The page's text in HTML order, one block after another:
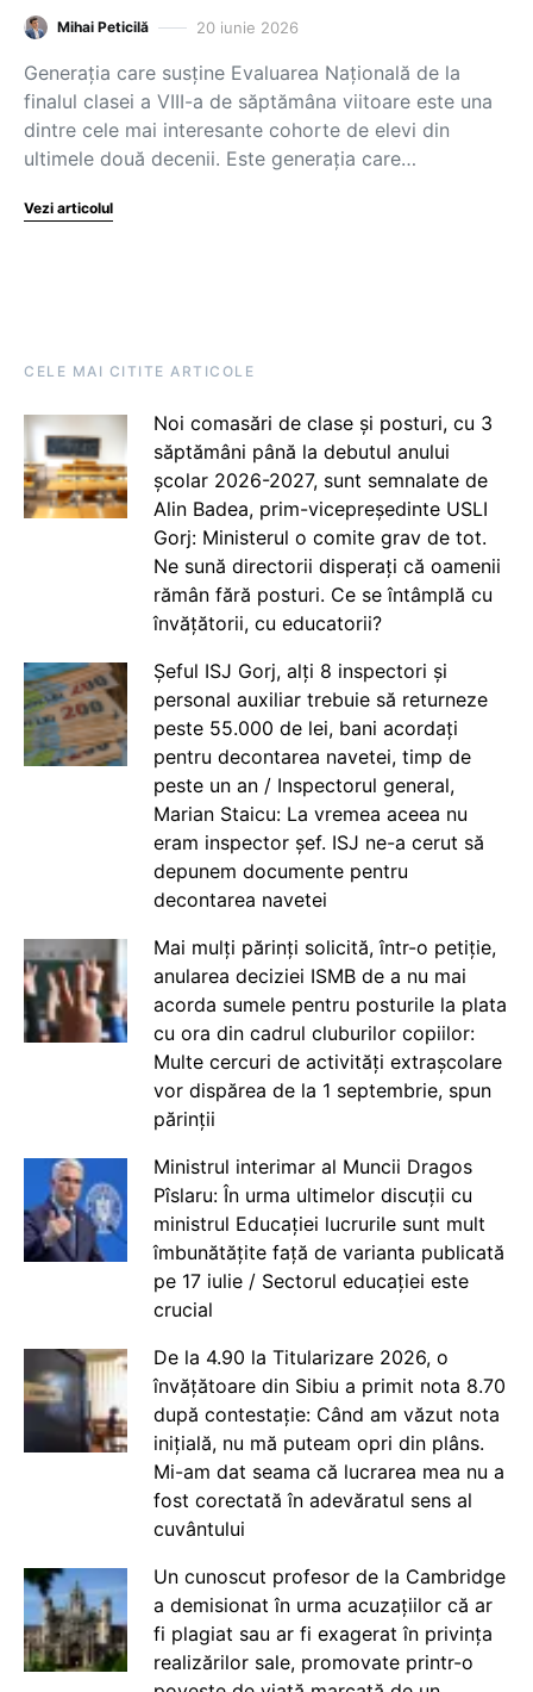
Mihai Peticilă 20 iunie 2026
Generația care susține Evaluarea Națională de la
finalul clasei a VIII-a de săptămâna viitoare este una
dintre cele mai interesante cohorte de elevi din
ultimele două decenii. Este generația care…
Vezi articolul
CELE MAI CITITE ARTICOLE
Noi comasări de clase și posturi, cu 3
săptămâni până la debutul anului
școlar 2026-2027, sunt semnalate de
Alin Badea, prim-vicepreședinte USLI
Gorj: Ministerul o comite grav de tot.
Ne sună directorii disperați că oamenii
rămân fără posturi. Ce se întâmplă cu
învățătorii, cu educatorii?
Șeful ISJ Gorj, alți 8 inspectori și
personal auxiliar trebuie să returneze
peste 55.000 de lei, bani acordați
pentru decontarea navetei, timp de
peste un an / Inspectorul general,
Marian Staicu: La vremea aceea nu
eram inspector șef. ISJ ne-a cerut să
depunem documente pentru
decontarea navetei
Mai mulți părinți solicită, într-o petiție,
anularea deciziei ISMB de a nu mai
acorda sumele pentru posturile la plata
cu ora din cadrul cluburilor copiilor:
Multe cercuri de activități extrașcolare
vor dispărea de la 1 septembrie, spun
părinții
Ministrul interimar al Muncii Dragos
Pîslaru: În urma ultimelor discuții cu
ministrul Educației lucrurile sunt mult
îmbunătățite față de varianta publicată
pe 17 iulie / Sectorul educației este
crucial
De la 4.90 la Titularizare 2026, o
învățătoare din Sibiu a primit nota 8.70
după contestație: Când am văzut nota
inițială, nu mă puteam opri din plâns.
Mi-am dat seama că lucrarea mea nu a
fost corectată în adevăratul sens al
cuvântului
Un cunoscut profesor de la Cambridge
a demisionat în urma acuzațiilor că ar
fi plagiat sau ar fi exagerat în privința
realizărilor sale, promovate printr-o